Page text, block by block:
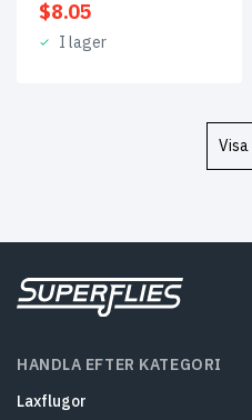
$8.05
I lager
Visa
HANDLA EFTER KATEGORI
Laxflugor